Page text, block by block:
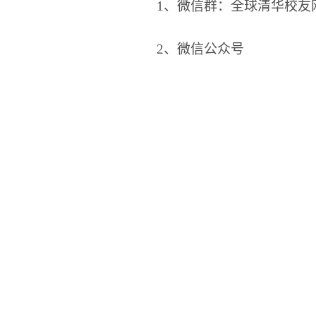
1、 微信群：全球清华校友
2、 微信公众号